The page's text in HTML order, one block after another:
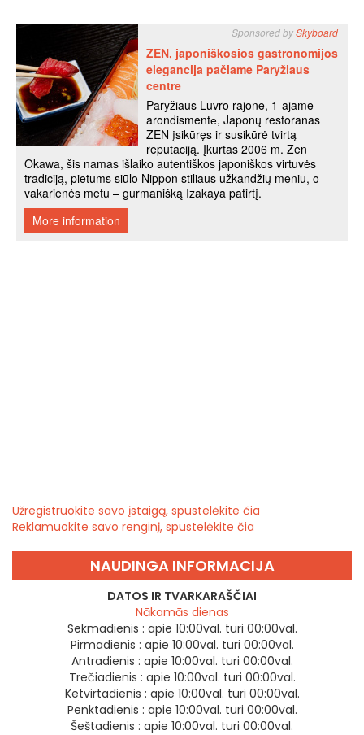
Užregistruokite savo įstaigą, spustelėkite čia
Reklamuokite savo renginį, spustelėkite čia
NAUDINGA INFORMACIJA
DATOS IR TVARKARAŠČIAI
Nākamās dienas
Sekmadienis : apie 10:00val. turi 00:00val.
Pirmadienis : apie 10:00val. turi 00:00val.
Antradienis : apie 10:00val. turi 00:00val.
Trečiadienis : apie 10:00val. turi 00:00val.
Ketvirtadienis : apie 10:00val. turi 00:00val.
Penktadienis : apie 10:00val. turi 00:00val.
Šeštadienis : apie 10:00val. turi 00:00val.